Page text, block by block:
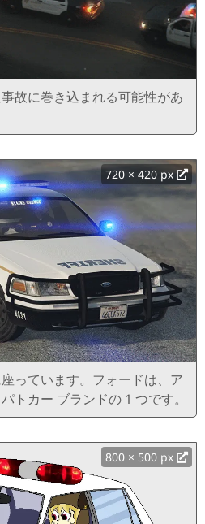
故に巻き込まれる可能性があ
720 × 420 px
っています。フォードは、ア
トカー ブランドの 1 つです。
800 × 500 px